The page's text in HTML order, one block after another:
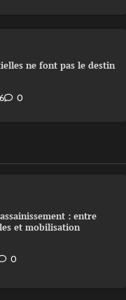
ne font pas le destin
0
: entre
et mobilisation
0